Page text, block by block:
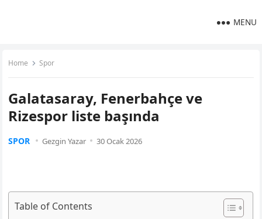
MENU
Home Spor
Galatasaray, Fenerbahçe ve
Rizespor liste başında
SPOR Gezgin Yazar 30 Ocak 2026
Table of Contents